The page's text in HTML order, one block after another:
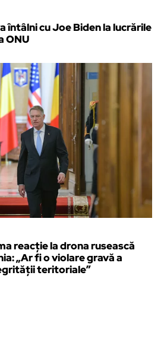
întâlni cu Joe Biden la lucrările
ONU
reacție la drona rusească
„Ar fi o violare gravă a
teritoriale”